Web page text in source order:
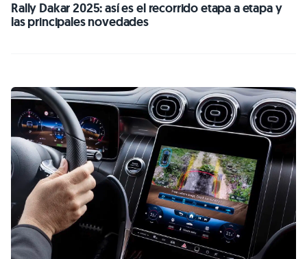
Rally Dakar 2025: así es el recorrido etapa a etapa y
las principales novedades